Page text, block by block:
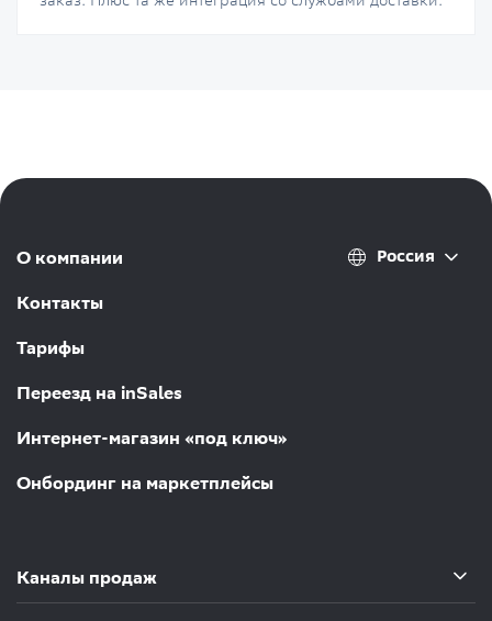
О компании
Контакты
Тарифы
Переезд на inSales
Интернет-магазин «под ключ»
Онбординг на маркетплейсы
Россия
Каналы продаж